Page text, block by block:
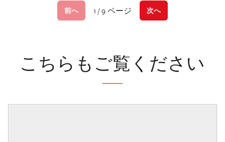
前へ 1 / 9 ページ 次へ
こちらもご覧ください